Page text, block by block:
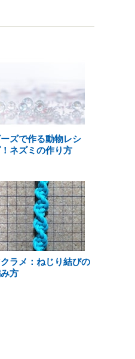
ズで作る動物レシ
ネズミの作り方
ラメ：ねじり結びの
方